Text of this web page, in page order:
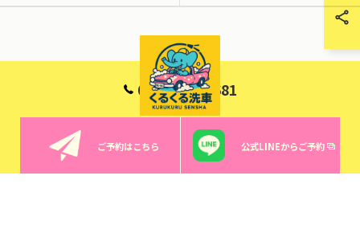
090-6001-8681
ご予約はこちら 公式LINEからご予約
© 2026 群馬で洗車ならくるくる洗車 ALL RIGHTS RESERVED.